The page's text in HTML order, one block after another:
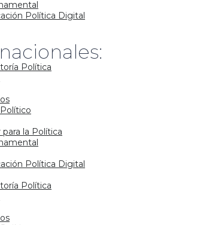
Política Digital
Política
la Política
Política Digital
Política